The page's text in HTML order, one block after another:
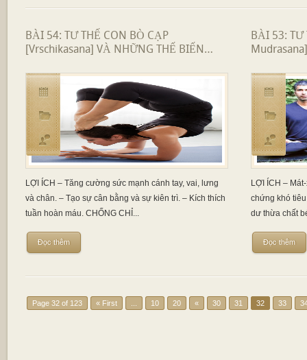
BÀI 54: TƯ THẾ CON BÒ CẠP
[Vrschikasana] VÀ NHỮNG THẾ BIẾN…
LỢI ÍCH – Tăng cường sức mạnh cánh tay, vai, lưng
và chân. – Tạo sự cân bằng và sự kiên trì. – Kích thích
tuần hoàn máu. CHỐNG CHỈ...
Đọc thêm
BÀI 53: TƯ
LỢI ÍCH –
chứng khó
dư thừa chất
Đọc thêm
Page 32 of 123 « First 10 20 « 30 31 32 33